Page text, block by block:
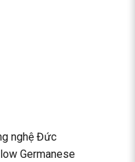
nghệ Đức
Germanese